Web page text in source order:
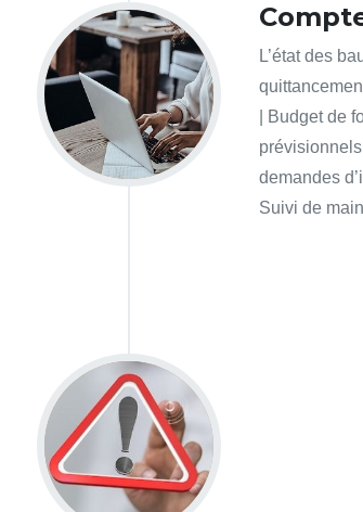
L’état des
| Budget de
demandes
Suivi de